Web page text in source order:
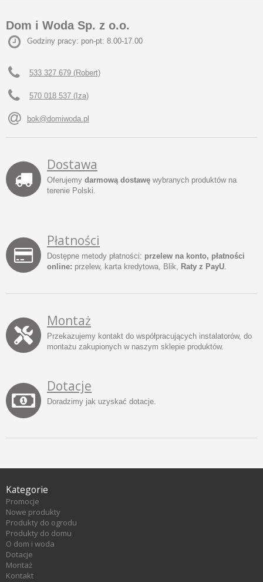
Dom i Woda Sp. z o.o.
Godziny pracy: pon-pt: 8.00-17.00
533 327 679 (Robert)
570 018 537 (Iza)
bok@domiwoda.pl
Dostawa
Oferujemy darmową dostawę wybranych produktów na
terenie Polski.
Płatności
Dostępne metody płatności: przelew na konto, płatności
online: przelew, karta kredytowa, Blik, Raty z PayU
Montaż
Przekazujemy kontakt do współpracujących instalatorów, do
montażu zakupionych w naszym sklepie produktów.
Dotacje
Doradzimy jak uzyskać dotacje.
Kategorie
Promocje
Nowe produkty
Produkty do ogrodu
Produkty do domu
O dom i woda
Dotacje
Montaż
Kontakt